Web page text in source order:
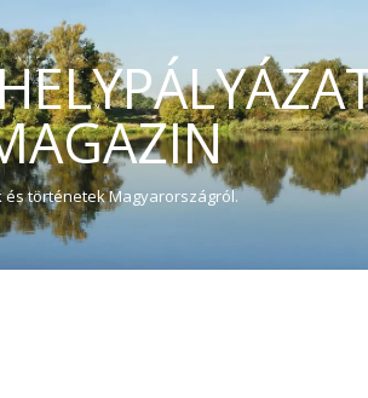
és történetek Magyarországról.